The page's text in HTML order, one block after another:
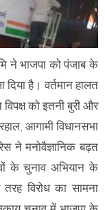
ने भाजपा को पंजाब के
दिया है। वर्तमान हालत
को इतनी बुरी और
आगामी विधानसभा
ने मनोवैज्ञानिक बढ़त
के चुनाव अभियान के
विरोध का सामना